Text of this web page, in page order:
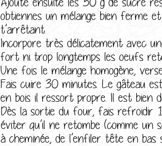
obtiennes un mélange bien ferme
t’arrêtant.
Incorpore très délicatement avec
fort ni trop longtemps les oeufs
Une fois le mélange homogène,
Fais cuire 30 minutes. Le gâteau
en bois il ressort propre. Il est bien
Dès la sortie du four, fais refroidir
éviter qu’il ne retombe (comme un
à cheminée, de l’enfiler tête en